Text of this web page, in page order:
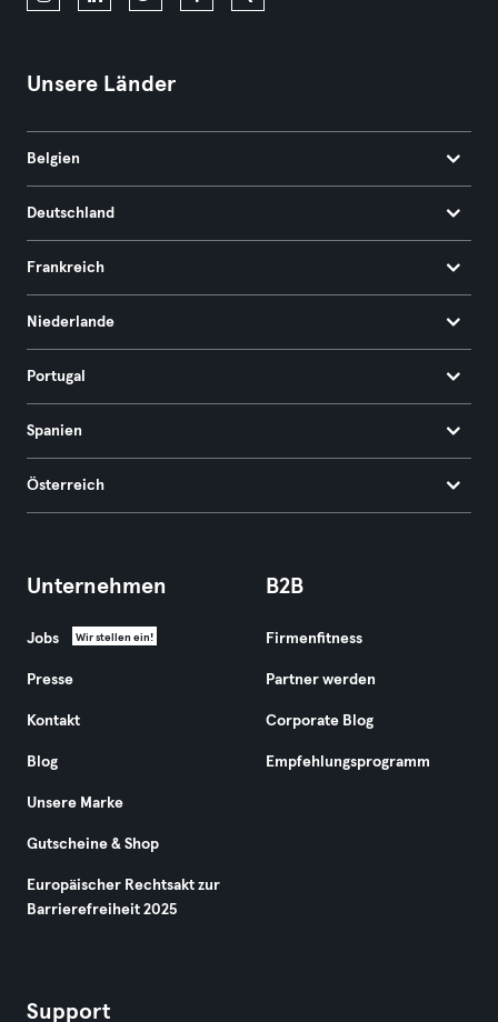
Unsere Länder
Belgien
Deutschland
Frankreich
Niederlande
Portugal
Spanien
Österreich
Unternehmen
Jobs Wir stellen ein!
Presse
Kontakt
Blog
Unsere Marke
Gutscheine & Shop
Europäischer Rechtsakt zur
Barrierefreiheit 2025
B2B
Firmenfitness
Partner werden
Corporate Blog
Empfehlungsprogramm
Support